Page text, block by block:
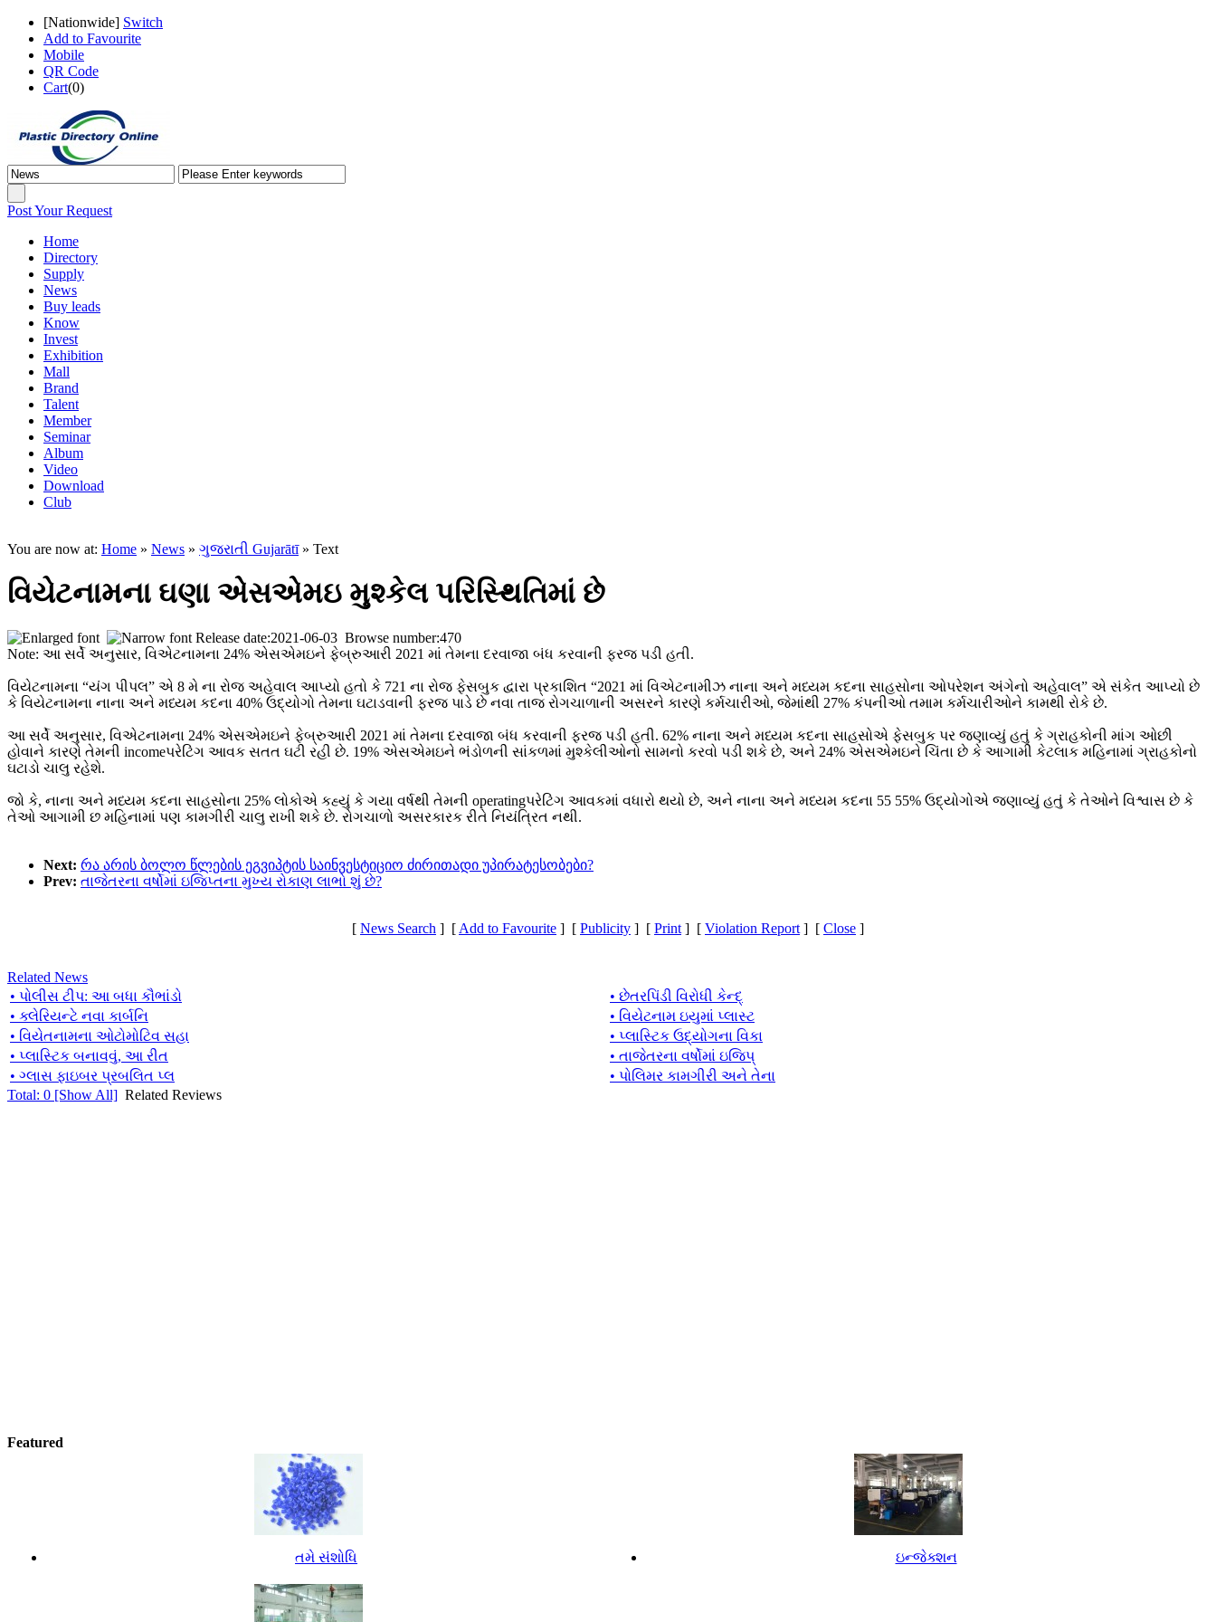
[Nationwide] Switch
Add to Favourite
Mobile
QR Code
Cart(0)
Post Your Request
Home
Directory
Supply
News
Buy leads
Know
Invest
Exhibition
Mall
Brand
Talent
Member
Seminar
Album
Video
Download
Club
You are now at: Home » News » ગુજરાતી Gujarātī» Text
વિયેટનામના ઘણા એસએમઇ મુશ્કેલ પરિસ્થિતિમાં છે
Release date:2021-06-03 Browse number:470
Note: આ સર્વે અનુસાર, વિએટનામના 24% એસએમઇને ફેબ્રુઆરી 2021 માં તેમના દરવાજા બંધ કરવાની ફરજ પડી હતી.
વિયેટનામના “યંગ પીપલ” એ 8 મે ના રોજ અહેવાલ આપ્યો હતો કે 721 ના રોજ ફેસબુક દ્વારા પ્રકાશિત “2021 માં વિએટનામીઝ નાના અને મધ્યમ કદના સાહસોના ઓપરેશન અંગેનો અહેવાલ” એ સંકેત આપ્યો છે
કે વિયેટનામના નાના અને મધ્યમ કદના 40% ઉદ્યોગો તેમના ઘટાડવાની ફરજ પાડે છે નવા તાજ રોગચાળાની અસરને કારણે કર્મચારીઓ, જેમાંથી 27% કંપનીઓ તમામ કર્મચારીઓને કામથી રોકે છે.
આ સર્વે અનુસાર, વિએટનામના 24% એસએમઇને ફેબ્રુઆરી 2021 માં તેમના દરવાજા બંધ કરવાની ફરજ પડી હતી. 62% નાના અને મધ્યમ કદના સાહસોએ ફેસબુક પર જણાવ્યું હતું કે ગ્રાહકોની માંગ ઓછી
હોવાને કારણે તેમની incomeપરેટિંગ આવક સતત ઘટી રહી છે. 19% એસએમઇને ભંડોળની સાંકળમાં મુશ્કેલીઓનો સામનો કરવો પડી શકે છે, અને 24% એસએમઇને ચિંતા છે કે આગામી કેટલાક મહિનામાં ગ્રાહકોનો
ઘટાડો ચાલુ રહેશે.
જો કે, નાના અને મધ્યમ કદના સાહસોના 25% લોકોએ કહ્યું કે ગયા વર્ષથી તેમની operatingપરેટિંગ આવકમાં વધારો થયો છે, અને નાના અને મધ્યમ કદના 55 55% ઉદ્યોગોએ જણાવ્યું હતું કે તેઓને વિશ્વાસ છે કે
તેઓ આગામી છ મહિનામાં પણ કામગીરી ચાલુ રાખી શકે છે. રોગચાળો અસરકારક રીતે નિયંત્રિત નથી.
Next: რა არის ბოლო წლების ეგვიპტის საინვესტიციო ძირითადი უპირატესობები?
Prev: તાજેતરના વર્ષોમાં ઇજિપ્તના મુખ્ય રોકાણ લાભો શું છે?
[ News Search ] [ Add to Favourite ] [ Publicity ] [ Print ] [ Violation Report ] [ Close ]
Related News
• પોલીસ ટીપ: આ બધા કૌભાંડો
• છેતરપિંડી વિરોધી કેન્દ્
• ક્લેરિયન્ટે નવા કાર્બનિ
• વિયેટનામ ઇયુમાં પ્લાસ્ટ
• વિયેતનામના ઓટોમોટિવ સહા
• પ્લાસ્ટિક ઉદ્યોગના વિકા
• પ્લાસ્ટિક બનાવવું, આ રીત
• તાજેતરના વર્ષોમાં ઇજિપ્
• ગ્લાસ ફાઇબર પ્રબલિત પ્લ
• પોલિમર કામગીરી અને તેના
Total: 0 [Show All] Related Reviews
Featured
તમે સંશોધિ ઇન્જેક્શન